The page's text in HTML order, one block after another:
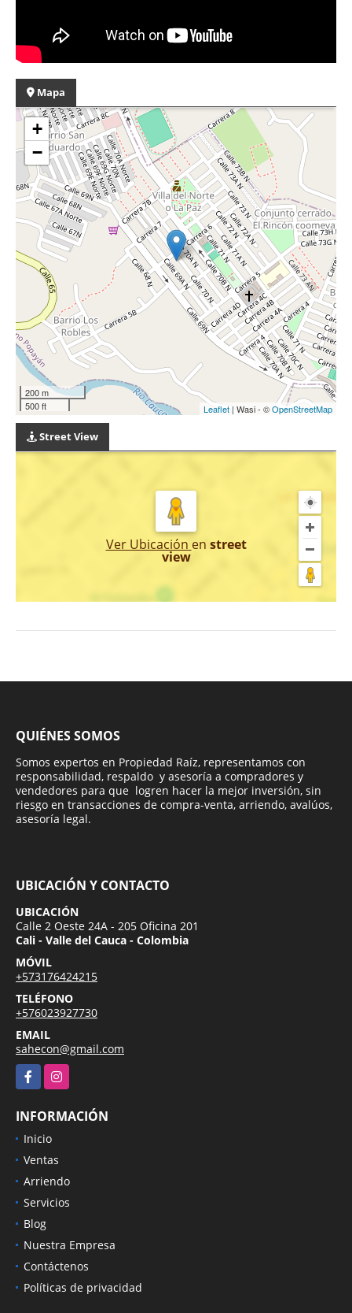
Mapa
+
−
200 m
500 ft
Leaflet | Wasi - ©OpenStreetMap
Street View
Ver Ubicación en street
view
QUIÉNES SOMOS
Somos expertos en Propiedad Raíz, representamos con
responsabilidad, respaldo y asesoría a compradores y
vendedores para que logren hacer la mejor inversión, sin
riesgo en transacciones de compra-venta, arriendo, avalúos,
asesoría legal.
UBICACIÓN Y CONTACTO
UBICACIÓN
Calle 2 Oeste 24A - 205 Oficina 201
Cali - Valle del Cauca - Colombia
MÓVIL
+573176424215
TELÉFONO
+576023927730
EMAIL
sahecon@gmail.com
FacebookInstagram
INFORMACIÓN
Inicio
Ventas
Arriendo
Servicios
Blog
Nuestra Empresa
Contáctenos
Políticas de privacidad